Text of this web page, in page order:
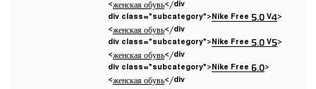
женская обувь</div>
<div class=”subcategory”>
Nike Free 5.0 V4
женская обувь</div>
<div class=”subcategory”>
Nike Free 5.0 V5
женская обувь</div>
<div class=”subcategory”>
Nike Free 6.0
женская обувь</div>